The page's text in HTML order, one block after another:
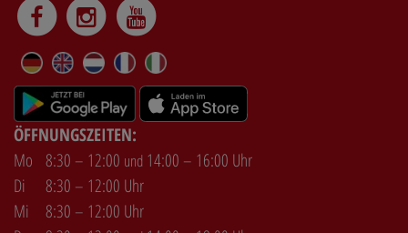
DE EN NL FR IT
ÖFFNUNGSZEITEN:
Mo 8:30 – 12:00 und 14:00 – 16:00 Uhr
Di
8:30 – 12:00 Uhr
Mi
8:30 – 12:00 Uhr